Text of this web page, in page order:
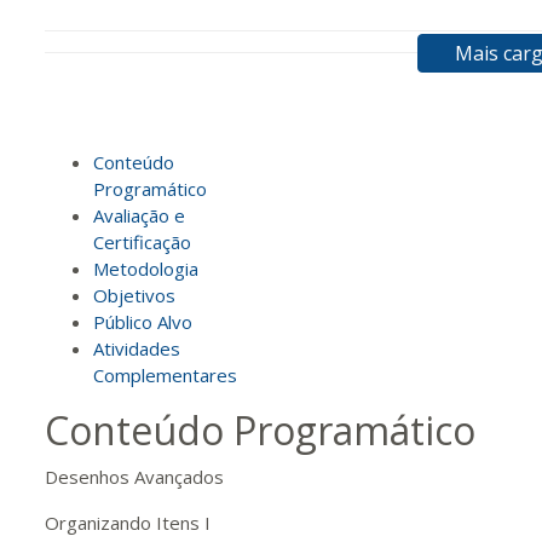
140 H 18
160 H 20dias
180 H 23dias
90dias
Mais
Conteúdo
Programático
Avaliação e
Certificação
Metodologia
Objetivos
Público Alvo
Atividades
Complementares
Conteúdo Programático
Desenhos Avançados
Organizando Itens I